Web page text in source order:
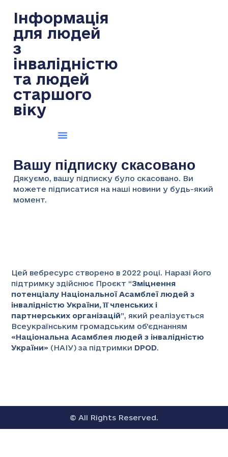
Інформація
для людей
з
інвалідністю
та людей
старшого
віку
Вашу підписку скасовано
Дякуємо, вашу підписку було скасовано. Ви
можете підписатися на наші новини у будь-який
момент.
Цей вебресурс створено в 2022 році. Наразі його
підтримку здійснює Проєкт “Зміцнення
потенціалу Національної Асамблеї людей з
інвалідністю України, її членських і
партнерських організацій”, який реалізується
Всеукраїнським громадським об’єднанням
«Національна Асамблея людей з інвалідністю
України» (НАІУ) за підтримки DPOD.
© All Rights Reserved.